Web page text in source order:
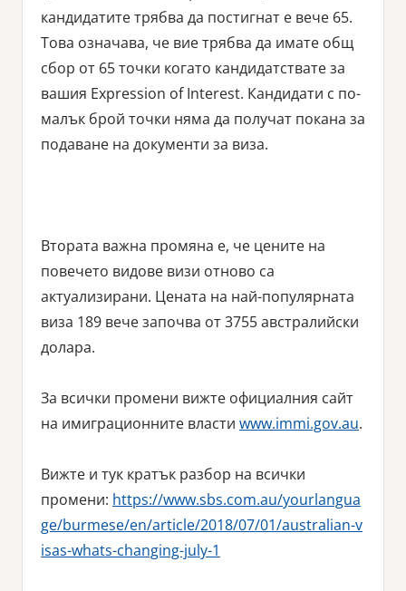
кандидатите трябва да постигнат е вече 65.
Това означава, че вие трябва да имате общ
сбор от 65 точки когато кандидатствате за
вашия Expression of Interest. Кандидати с по-
малък брой точки няма да получат покана за
подаване на документи за виза.
Втората важна промяна е, че цените на
повечето видове визи отново са
актуализирани. Цената на най-популярната
виза 189 вече започва от 3755 австралийски
долара.
За всички промени вижте официалния сайт
на имиграционните власти www.immi.gov.au.
Вижте и тук кратък разбор на всички
промени: https://www.sbs.com.au/yourlangua
ge/burmese/en/article/2018/07/01/australian-v
isas-whats-changing-july-1